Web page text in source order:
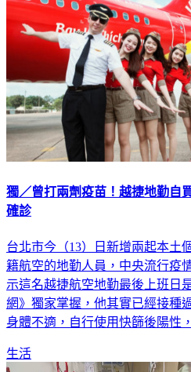
獨／曾打兩劑疫苗！越捷地勤
確診
台北市今（13）日新增兩起本土
籍航空的地勤人員，中央流行疫
示這名越捷航空地勤最後上班日
網》獨家掌握，他其實已經接種
身體不適，自行使用快篩後陽性
生活